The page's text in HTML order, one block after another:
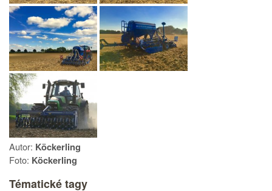
Autor: Köckerling
Foto: Köckerling
Tématické tagy